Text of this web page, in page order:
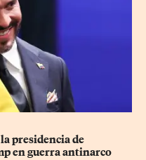
presidencia de
en guerra antinarco